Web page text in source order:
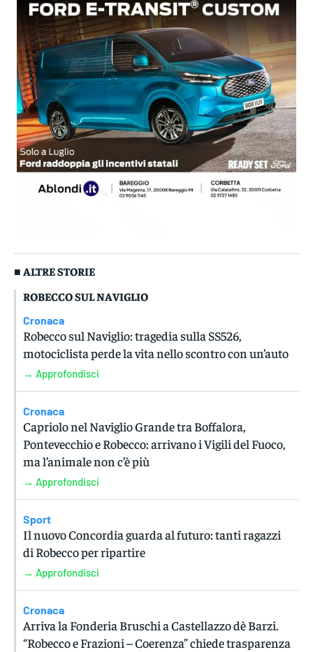
■ ALTRE STORIE
ROBECCO SUL NAVIGLIO
Cronaca
Robecco sul Naviglio: tragedia sulla SS526,
motociclista perde la vita nello scontro con un’auto
→ Approfondisci
Cronaca
Capriolo nel Naviglio Grande tra Boffalora,
Pontevecchio e Robecco: arrivano i Vigili del Fuoco,
ma l’animale non c’è più
→ Approfondisci
Sport
Il nuovo Concordia guarda al futuro: tanti ragazzi
di Robecco per ripartire
→ Approfondisci
Cronaca
Arriva la Fonderia Bruschi a Castellazzo dè Barzi.
“Robecco e Frazioni – Coerenza” chiede trasparenza